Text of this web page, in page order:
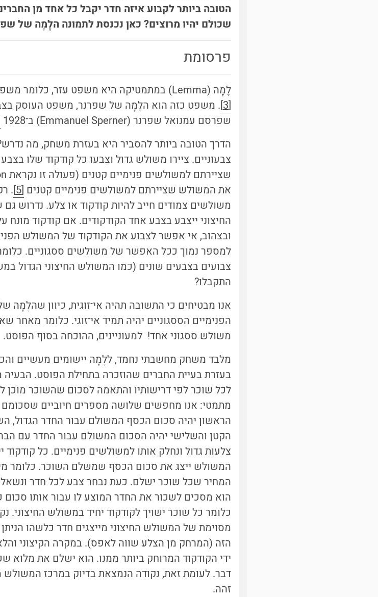
הטובה ביותר לקבוע איזה חדר יקבל כל אחד מן
שכולם יהיו מרוצים? כאן נכנסת לתמונה הלֶמָה של
פרסומת
לֶמָה (Lemma) במתמטיקה היא משפט עזר, כלומר משפט העוזר לנו להוכיח משפטים אחרים
[3] . משפט כזה הוא הלֶמָה של שפרנר, משפט העוסק
שפרסם עמנואל שפרנר (Emmanuel Sperner) ב־1928
הדרך הטובה ביותר להסביר היא בעזרת משחק, מה
צבעוניים. ציירו משולש גדול וצִבעו כל קודקוד שלו
את המשולש שציירתם למשולשים פנימיים קטנים [5]
.
משולשים צמודים חייב להיות קודקוד או צלע. נדרוש
החיצוני ייצבע בצבע אחד הקודקודים. אם קודקוד מונח
ובצהוב, אי אפשר לצבוע את הקודקוד של המשולש
למספר נמוך ככל האפשר של משולשים ססגוניים.
צבועים בצבעים שונים (כמו המשולש החיצוני הגדול
התקבלו?
אנו מבטיחים כי התשובה תהיה אי־זוגית, כיוון
הפנימיים הססגוניים יהיה תמיד אי־זוגי. כלומר מאחר
משולש ססגוני אחד! למעוניינים, ההוכחה בסוף הפוסט.
מלבד משחק מחשבתי נחמד, ללֶמָה יישומים מעשיים
בעזרת בעיית החברים שהוזכרה בתחילת הפוסט.
לכל שוכר לפי דרישותיו והתאמה לסכום שהשוכר
מתמטי: אנו מחפשים שלושה מספרים חיוביים
הראשון יהיה סכום הכסף המשולם עבור החדר הגדול,
הקטן והשלישי יהיה הסכום המשולם עבור החדר עם
צלעות גדול ונחלק אותו למשולשים פנימיים. כל
המשולש ייצג את סכום הכסף שמשלם השוכר. כלומר
המחיר שכל שוכר ישלם. כעת נבחר צבע לכל חדר
הוא מסכים לשכור את החדר המוצע לו עבור אותו
כלומר כל שוכר ישויך לקודקוד יחיד במשולש
מסוימת של המשולש החיצוני מייצגים חדר כלשהו
הזה (המרחק מן הצלע שווה לאפס). במקרה הקיצוני
ידי הקודקוד המרוחק ביותר ממנו. הוא ישלם את מלוא
דבר. לעומת זאת, נקודה הנמצאת בדיוק במרכז
זהה.